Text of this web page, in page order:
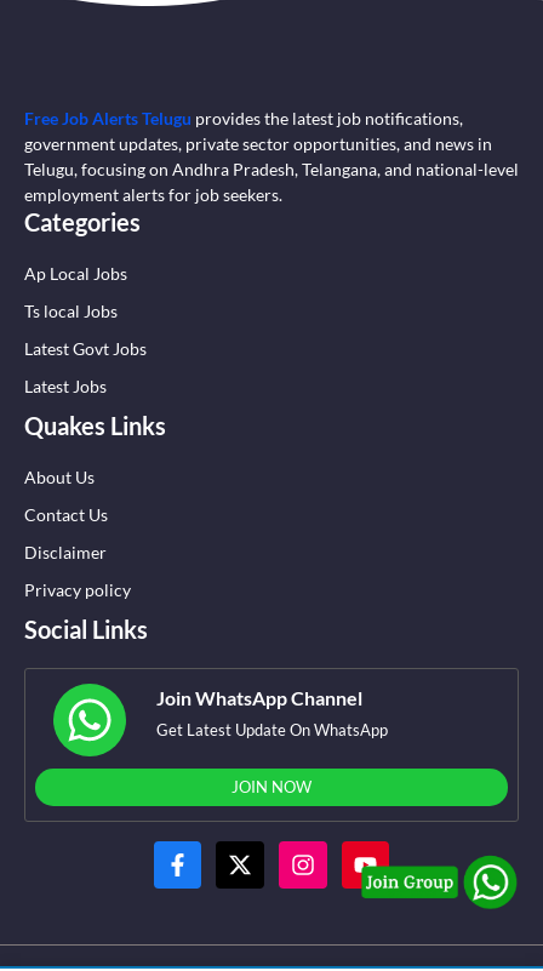
Free Job Alerts Telugu provides the latest job notifications,
government updates, private sector opportunities, and news in
Telugu, focusing on Andhra Pradesh, Telangana, and national-level
employment alerts for job seekers.
Categories
Ap Local Jobs
Ts local Jobs
Latest Govt Jobs
Latest Jobs
Quakes Links
About Us
Contact Us
Disclaimer
Privacy policy
Social Links
Join WhatsApp Channel
Get Latest Update On WhatsApp
JOIN NOW